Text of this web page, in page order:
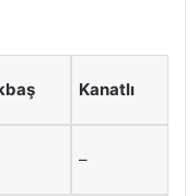
Kanatlı
–